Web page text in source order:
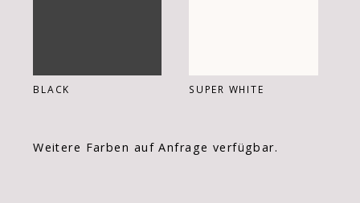
Weitere Farben auf Anfrage verfügbar.
SUPER WHITE
BLACK